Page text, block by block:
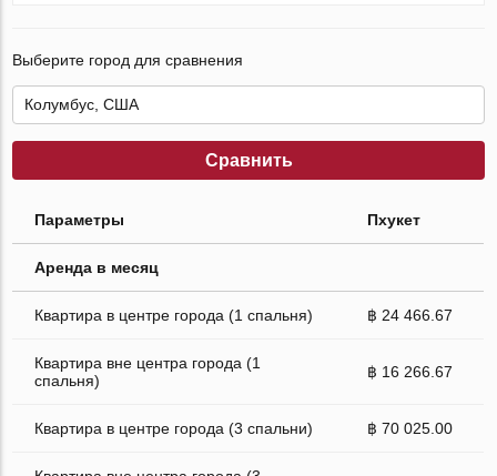
Выберите город для сравнения
Сравнить
Параметры Пхукет
Аренда в месяц
Квартира в центре города (1 спальня) ฿ 24 466.67
Квартира вне центра города (1
спальня)
฿ 16 266.67
Квартира в центре города (3 спальни) ฿ 70 025.00